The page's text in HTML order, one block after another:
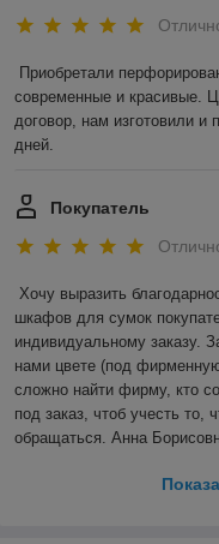
Приобретали
современные и красивые.
договор, нам изготовили
дней.
Покупатель
Хочу выразить
шкафов для сумок
индивидуальному заказу.
нами цвете (под
сложно найти фирму, кто
под заказ, чтоб учесть
обращаться. Анна